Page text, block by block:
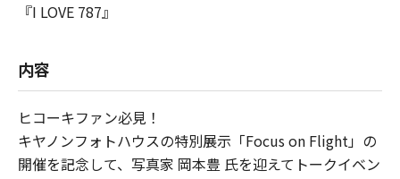
『I LOVE 787』
内容
ヒコーキファン必見！
キヤノンフォトハウスの特別展示「Focus on Flight」の
開催を記念して、写真家 岡本豊 氏を迎えてトークイベン